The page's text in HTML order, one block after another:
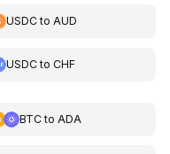
USDCtoAUD
USDCtoCHF
BTCto ADA